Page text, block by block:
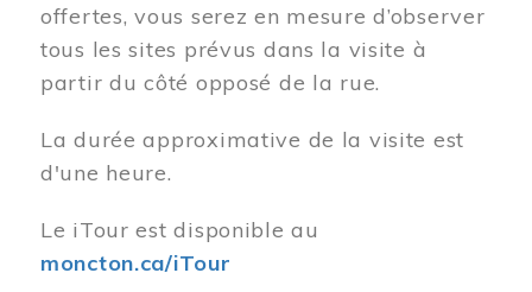
offertes, vous serez en mesure d’observer
tous les sites prévus dans la visite à
partir du côté opposé de la rue.
La durée approximative de la visite est
d'une heure.
Le iTour est disponible au
moncton.ca/iTour